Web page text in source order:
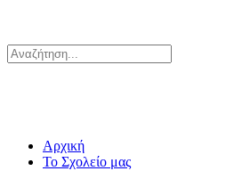
Αρχική
Το Σχολείο μας